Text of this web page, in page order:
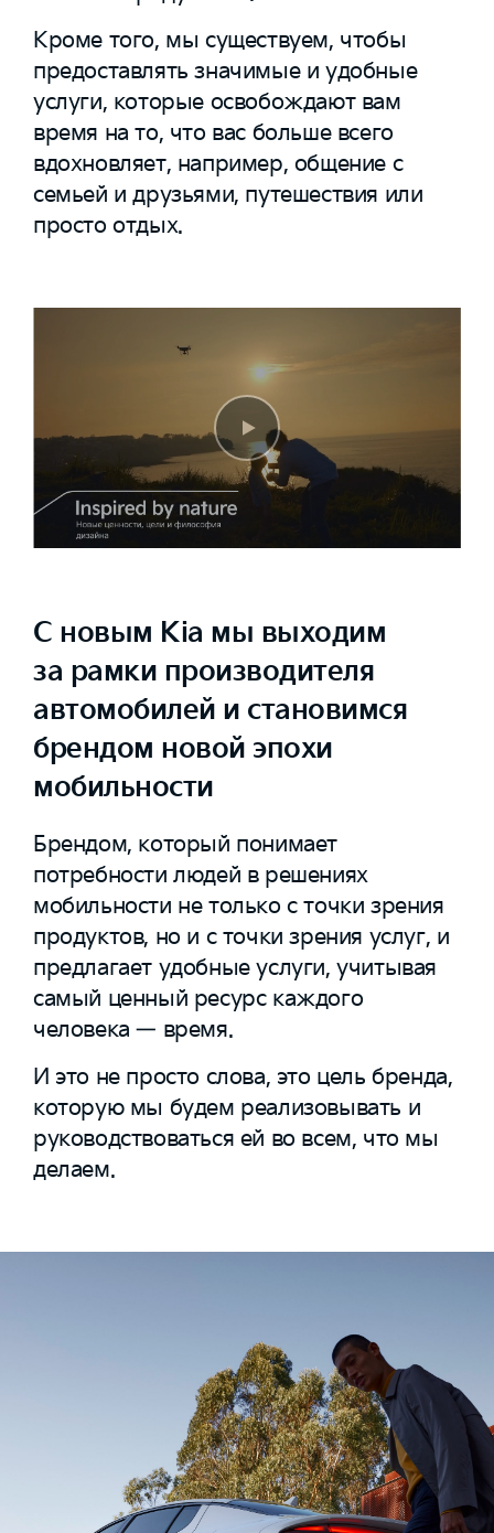
Кроме того, мы существуем, чтобы
предоставлять значимые и удобные
услуги, которые освобождают вам
время на то, что вас больше всего
вдохновляет, например, общение с
семьей и друзьями, путешествия или
просто отдых.
С новым Kia мы выходим
за рамки производителя
автомобилей и становимся
брендом новой эпохи
мобильности
Брендом, который понимает
потребности людей в решениях
мобильности не только с точки зрения
продуктов, но и с точки зрения услуг, и
предлагает удобные услуги, учитывая
самый ценный ресурс каждого
человека — время.
И это не просто слова, это цель бренда,
которую мы будем реализовывать и
руководствоваться ей во всем, что мы
делаем.